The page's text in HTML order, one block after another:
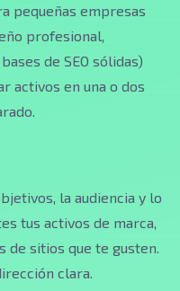
pequeñas empresas
profesional,
de SEO sólidas)
activos en una o dos
la audiencia y lo
tus activos de marca,
de sitios que te gusten.
clara.